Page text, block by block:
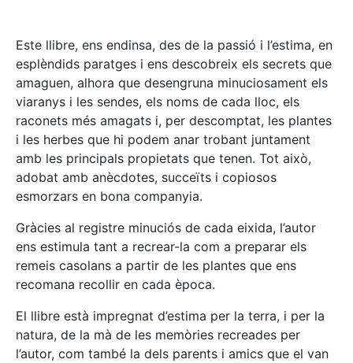
Este llibre, ens endinsa, des de la passió i l’estima, en
esplèndids paratges i ens descobreix els secrets que
amaguen, alhora que desengruna minuciosament els
viaranys i les sendes, els noms de cada lloc, els
raconets més amagats i, per descomptat, les plantes
i les herbes que hi podem anar trobant juntament
amb les principals propietats que tenen. Tot això,
adobat amb anècdotes, succeïts i copiosos
esmorzars en bona companyia.
Gràcies al registre minuciós de cada eixida, l’autor
ens estimula tant a recrear-la com a preparar els
remeis casolans a partir de les plantes que ens
recomana recollir en cada època.
El llibre està impregnat d’estima per la terra, i per la
natura, de la mà de les memòries recreades per
l’autor, com també la dels parents i amics que el van